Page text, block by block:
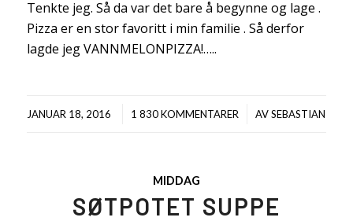
Tenkte jeg. Så da var det bare å begynne og lage .
Pizza er en stor favoritt i min familie . Så derfor
lagde jeg VANNMELONPIZZA!…..
JANUAR 18, 2016
/ 1 830 KOMMENTARER
/ AVSEBASTIAN
MIDDAG
SØTPOTET SUPPE